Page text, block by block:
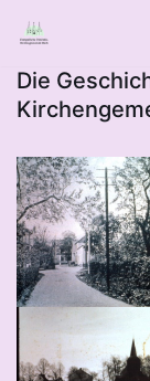
Inhalt
springen
Die